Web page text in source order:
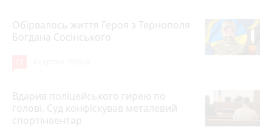
Обірвалось життя Героя з Тернополя
Богдана Сосінського
Вдарив поліцейського гирею по
голові. Суд конфіскував металевий
спортінвентар